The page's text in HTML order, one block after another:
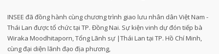
INSEE đã đồng hành cùng chương trình giao lưu nhân dân Việt Nam -
Thái Lan được tổ chức tại TP. Đồng Nai. Sự kiện vinh dự đón tiếp bà
Wiraka Moodhitaporn, Tổng Lãnh sự |Thái Lan tại TP. Hồ Chí Minh,
cùng đại diện lãnh đạo địa phương,